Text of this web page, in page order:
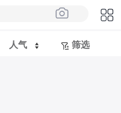
人气 筛选